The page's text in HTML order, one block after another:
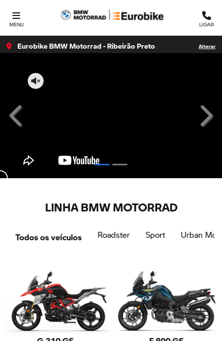
MENU LIGAR
Eurobike BMW Motorrad - Ribeirão Preto Alterar